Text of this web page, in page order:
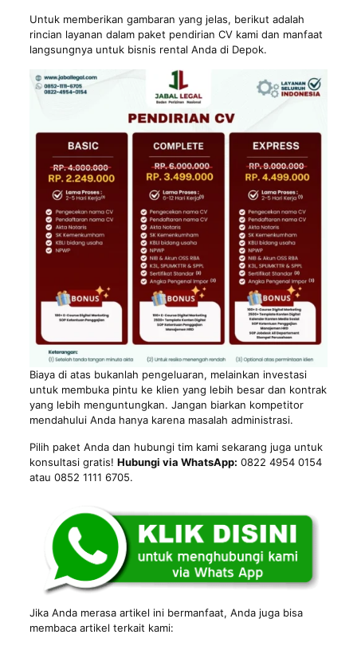
Untuk memberikan gambaran yang jelas, berikut adalah
rincian layanan dalam paket pendirian CV kami dan manfaat
langsungnya untuk bisnis rental Anda di Depok.
Biaya di atas bukanlah pengeluaran, melainkan investasi
untuk membuka pintu ke klien yang lebih besar dan kontrak
yang lebih menguntungkan. Jangan biarkan kompetitor
mendahului Anda hanya karena masalah administrasi.
Pilih paket Anda dan hubungi tim kami sekarang juga untuk
konsultasi gratis! Hubungi via WhatsApp: 0822 4954 0154
atau 0852 1111 6705.
Jika Anda merasa artikel ini bermanfaat, Anda juga bisa
membaca artikel terkait kami: